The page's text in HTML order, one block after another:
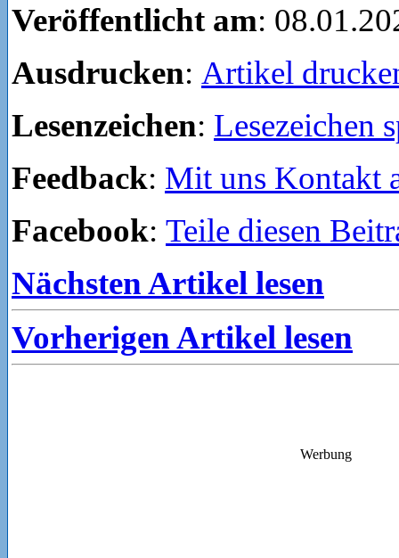
Veröffentlicht am:
Ausdrucken: Artikel
Lesenzeichen: Lesezeichen
Feedback: Mit uns Kontakt
Facebook: Teile diesen
Nächsten Artikel lesen
Vorherigen Artikel lesen
Werbung